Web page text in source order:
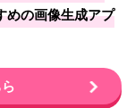
めの画像生成アプ